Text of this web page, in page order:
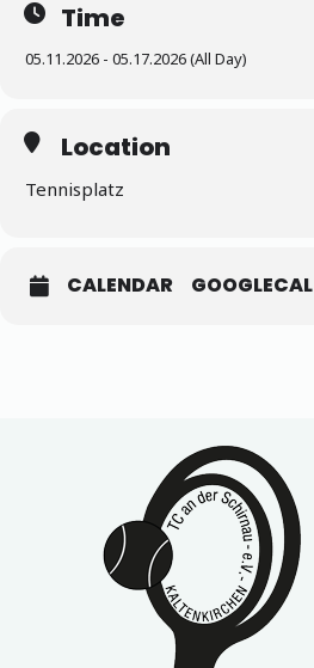
Time
05.11.2026 - 05.17.2026 (All Day)
Location
Tennisplatz
CALENDAR GOOGLECAL